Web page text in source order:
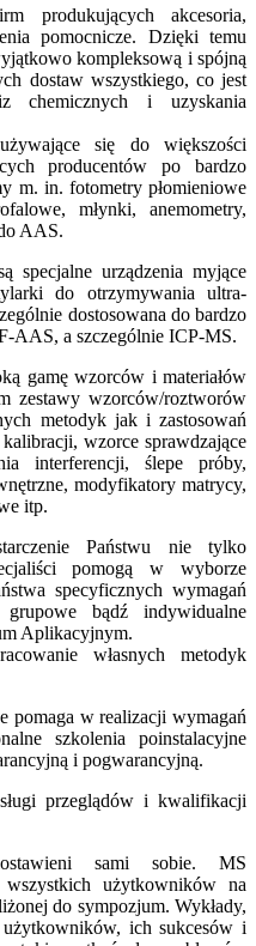
produkujących akcesoria,
pomocnicze. Dzięki temu
kompleksową i spójną
dostaw wszystkiego, co jest
chemicznych i uzyskania
się do większości
producentów po bardzo
m. in. fotometry płomieniowe
młynki, anemometry,
AAS.
specjalne urządzenia myjące
do otrzymywania ultra-
dostosowana do bardzo
AAS, a szczególnie ICP-MS.
gamę wzorców i materiałów
zestawy wzorców/roztworów
metodyk jak i zastosowań
wzorce sprawdzające
interferencji, ślepe próby,
modyfikatory matrycy,
itp.
Państwu nie tylko
pomogą w wyborze
specyficznych wymagań
bądź indywidualne
Aplikacyjnym.
własnych metodyk
pomaga w realizacji wymagań
szkolenia poinstalacyjne
i pogwarancyjną.
przeglądów i kwalifikacji
sami sobie. MS
użytkowników na
do sympozjum. Wykłady,
ich sukcesów i